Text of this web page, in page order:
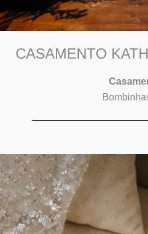
CASAMENTO